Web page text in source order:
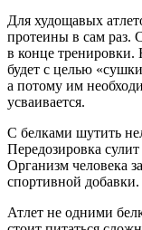
Для худощавых
протеины в сам раз.
в конце тренировки.
будет с целью
а потому им
усваивается.
С белками шутить
Передозировка
Организм человека
спортивной
Атлет не одними